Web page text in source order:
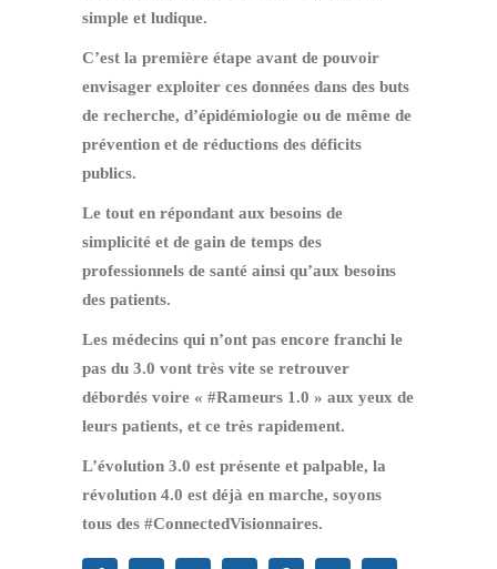
simple et ludique.
C’est la première étape avant de pouvoir
envisager exploiter ces données dans des buts
de recherche, d’épidémiologie ou de même de
prévention et de réductions des déficits
publics.
Le tout en répondant aux besoins de
simplicité et de gain de temps des
professionnels de santé ainsi qu’aux besoins
des patients.
Les médecins qui n’ont pas encore franchi le
pas du 3.0 vont très vite se retrouver
débordés voire « #Rameurs 1.0 » aux yeux de
leurs patients, et ce très rapidement.
L’évolution 3.0 est présente et palpable, la
révolution 4.0 est déjà en marche, soyons
tous des #ConnectedVisionnaires.